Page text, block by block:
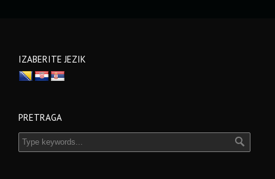
IZABERITE JEZIK
PRETRAGA